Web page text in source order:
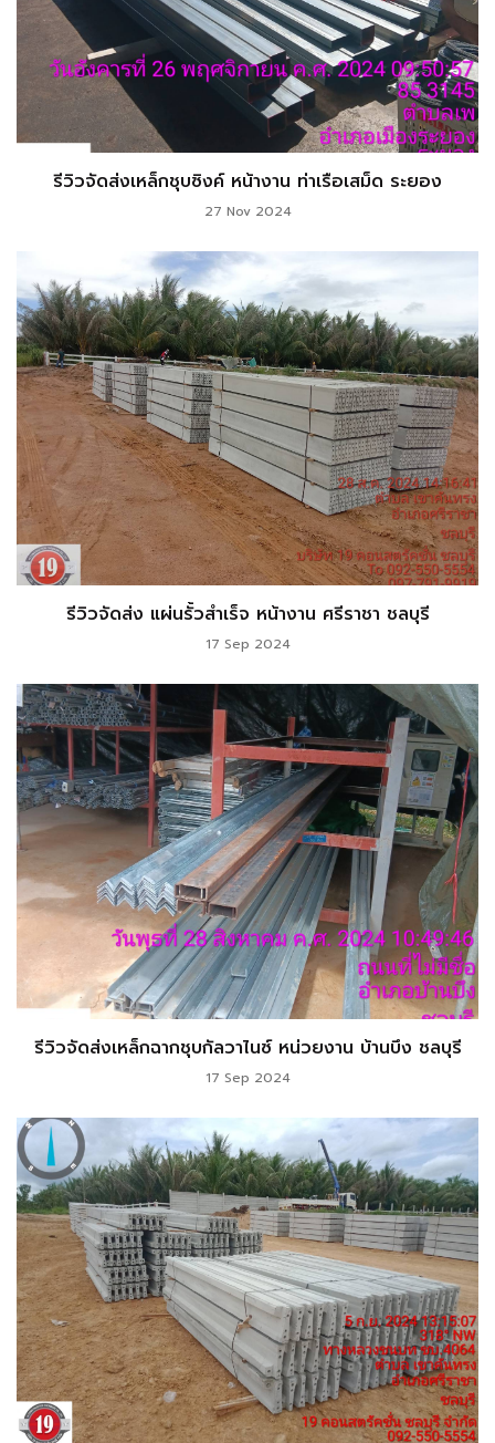
รีวิวจัดส่งเหล็กชุบซิงค์ หน้างาน ท่าเรือเสม็ด ระยอง
27 Nov 2024
รีวิวจัดส่ง แผ่นรั้วสำเร็จ หน้างาน ศรีราชา ชลบุรี
17 Sep 2024
รีวิวจัดส่งเหล็กฉากชุบกัลวาไนซ์ หน่วยงาน บ้านบึง ชลบุรี
17 Sep 2024